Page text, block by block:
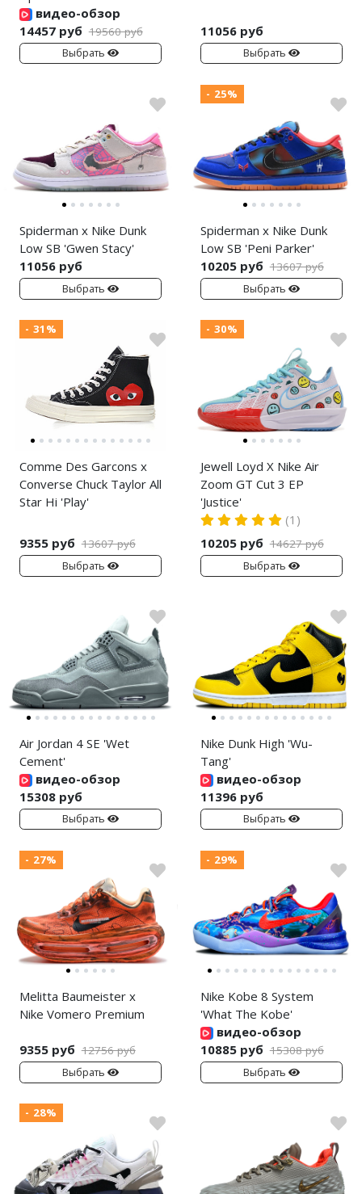
видео-обзор
14457 руб 19560 руб
Выбрать
11056 руб
Выбрать
Spiderman x Nike Dunk
Low SB 'Gwen Stacy'
11056 руб
Выбрать
- 25%
Spiderman x Nike Dunk
Low SB 'Peni Parker'
10205 руб 13607 руб
Выбрать
- 31%
Comme Des Garcons x
Converse Chuck Taylor All
Star Hi 'Play'
9355 руб 13607 руб
Выбрать
- 30%
Jewell Loyd X Nike Air
Zoom GT Cut 3 EP
'Justice'
(1)
10205 руб 14627 руб
Выбрать
Air Jordan 4 SE 'Wet
Cement'
видео-обзор
15308 руб
Выбрать
Nike Dunk High 'Wu-
Tang'
видео-обзор
11396 руб
Выбрать
- 27%
Melitta Baumeister x
Nike Vomero Premium
9355 руб 12756 руб
Выбрать
- 29%
Nike Kobe 8 System
'What The Kobe'
видео-обзор
10885 руб 15308 руб
Выбрать
- 28%